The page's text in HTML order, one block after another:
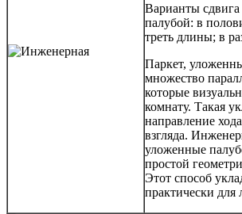
Варианты
палубой: в
треть длины; в
Паркет,
множество
которые
комнату. Такая
направление
взгляда.
уложенные
простой
Этот способ
практически для